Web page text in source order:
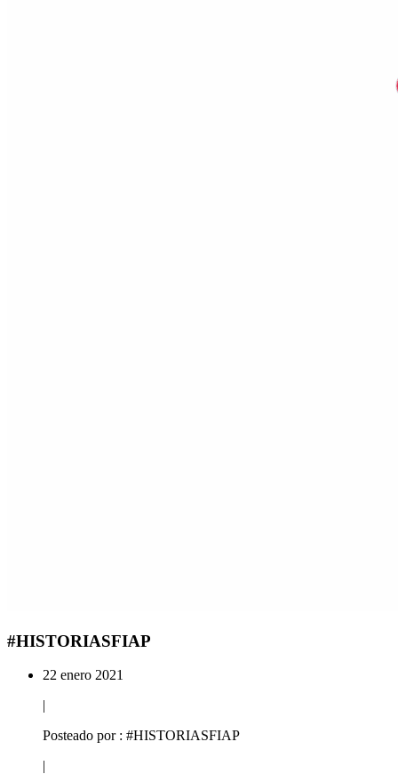
#HISTORIASFIAP
22 enero 2021
|
Posteado por : #HISTORIASFIAP
|